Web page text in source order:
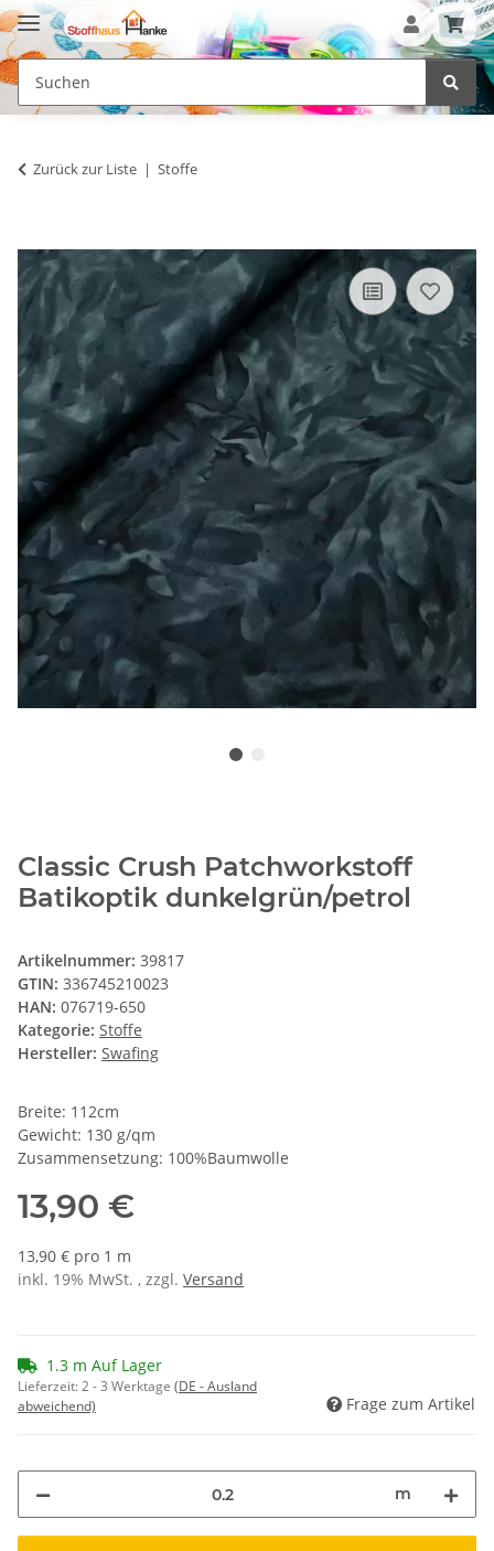
Zurück zur Liste Stoffe
Classic Crush Patchworkstoff
Batikoptik dunkelgrün/petrol
Artikelnummer: 39817
GTIN: 336745210023
HAN: 076719-650
Kategorie: Stoffe
Hersteller: Swafing
Breite: 112cm
Gewicht: 130 g/qm
Zusammensetzung: 100%Baumwolle
13,90 €
13,90 € pro 1 m
inkl. 19% MwSt. , zzgl. Versand
1.3 m Auf Lager
Lieferzeit:2 - 3 Werktage (DE - Ausland
abweichend)
Frage zum Artikel
m